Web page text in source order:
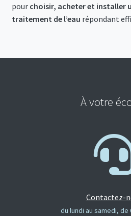
pour choisir, acheter et installer
traitement de l’eau répondant
À votre
Contactez-
du lundi au samedi, de